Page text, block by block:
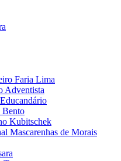
Faria Lima
Adventista
Bento
Kubitschek
Mascarenhas de Morais